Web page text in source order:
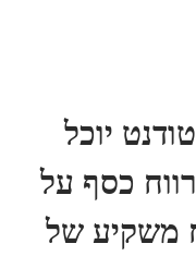
יוכל
כסף על
משקיע של